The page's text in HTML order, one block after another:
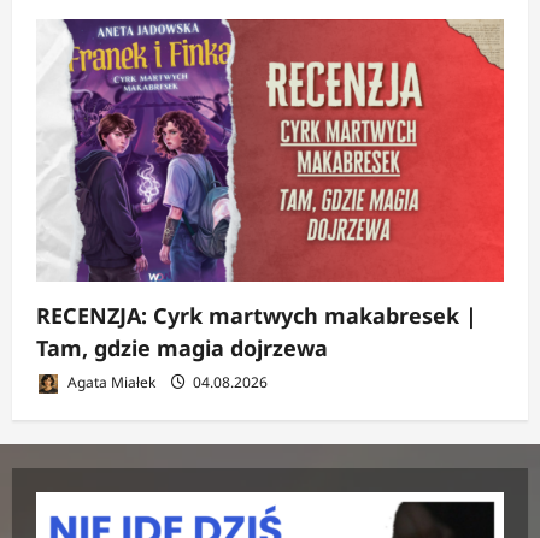
RECENZJA: Cyrk martwych makabresek |
Tam, gdzie magia dojrzewa
Agata Miałek 04.08.2026